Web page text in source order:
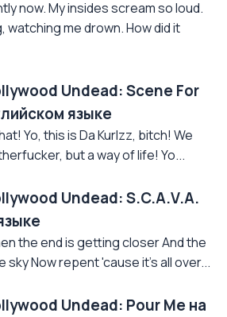
now. My insides scream so loud.
watching me drown. How did it
Undead: Scene For
языке
Yo, this is Da Kurlzz, bitch! We
but a way of life! Yo...
Undead: S.C.A.V.A.
the end is getting closer And the
sky Now repent 'cause it's all over...
Undead: Pour Me на